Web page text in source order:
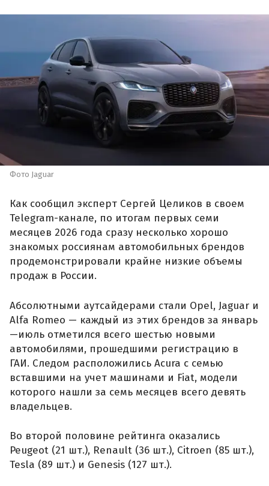
Фото Jaguar
Как сообщил эксперт Сергей Целиков в своем
Telegram-канале, по итогам первых семи
месяцев 2026 года сразу несколько хорошо
знакомых россиянам автомобильных брендов
продемонстрировали крайне низкие объемы
продаж в России.
Абсолютными аутсайдерами стали Opel, Jaguar и
Alfa Romeo — каждый из этих брендов за январь
—июль отметился всего шестью новыми
автомобилями, прошедшими регистрацию в
ГАИ. Следом расположились Acura с семью
вставшими на учет машинами и Fiat, модели
которого нашли за семь месяцев всего девять
владельцев.
Во второй половине рейтинга оказались
Peugeot (21 шт.), Renault (36 шт.), Citroen (85 шт.),
Tesla (89 шт.) и Genesis (127 шт.).